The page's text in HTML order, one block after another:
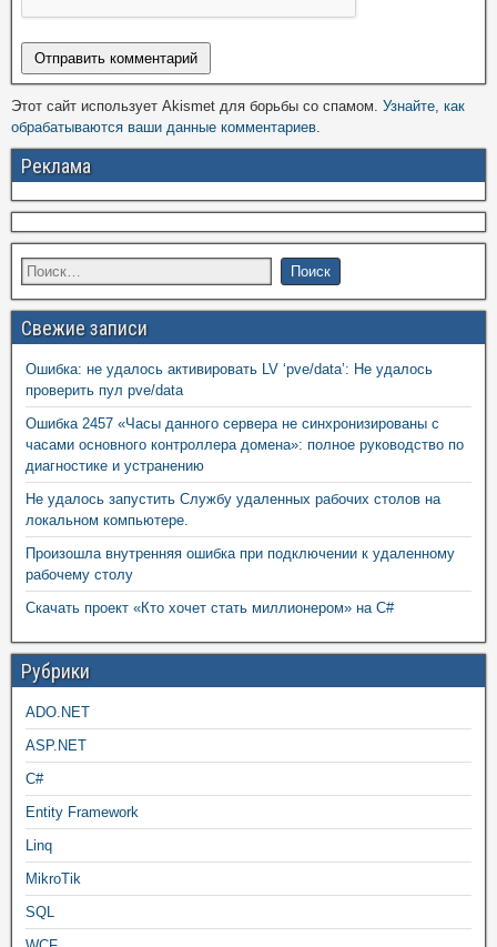
Этот сайт использует Akismet для борьбы со спамом. Узнайте, как
обрабатываются ваши данные комментариев.
Реклама
Свежие записи
Ошибка: не удалось активировать LV ‘pve/data’: Не удалось
проверить пул pve/data
Ошибка 2457 «Часы данного сервера не синхронизированы с
часами основного контроллера домена»: полное руководство по
диагностике и устранению
Не удалось запустить Службу удаленных рабочих столов на
локальном компьютере.
Произошла внутренняя ошибка при подключении к удаленному
рабочему столу
Скачать проект «Кто хочет стать миллионером» на C#
Рубрики
ADO.NET
ASP.NET
C#
Entity Framework
Linq
MikroTik
SQL